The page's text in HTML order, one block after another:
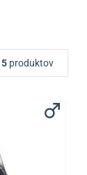
5 produktov